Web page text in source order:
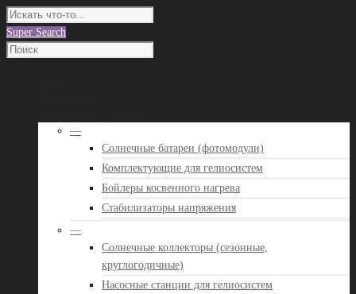
Super Search
—
Солнечные батареи (фотомодули)
Комплектующие для гелиосистем
Бойлеры косвенного нагрева
Стабилизаторы напряжения
—
Солнечные коллекторы (сезонные,
круглогодичные)
Насосные станции для гелиосистем